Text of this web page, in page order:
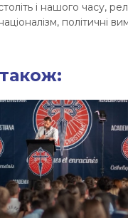
і нашого часу,
політичні